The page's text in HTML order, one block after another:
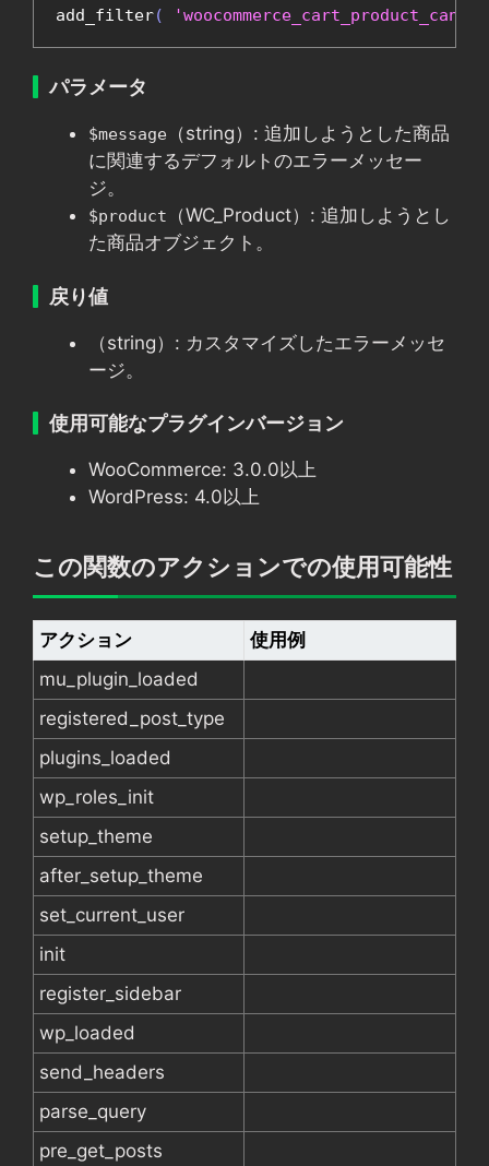
add_filter(
パラメータ
$message （string）: 追加しようとした商品
に関連するデフォルトのエラーメッセー
ジ。
$product
（WC_Product）: 追加しようとし
た商品オブジェクト。
戻り値
（string）: カスタマイズしたエラーメッセ
ージ。
使用可能なプラグインバージョン
WooCommerce: 3.0.0以上
WordPress: 4.0以上
この関数のアクションでの使用可能性
アクション
使用例
mu_plugin_loaded
registered_post_type
plugins_loaded
wp_roles_init
setup_theme
after_setup_theme
set_current_user
init
register_sidebar
wp_loaded
send_headers
parse_query
pre_get_posts